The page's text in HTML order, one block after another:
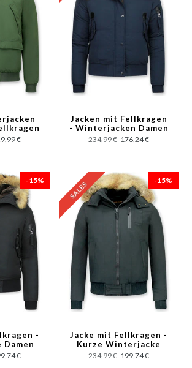
-
€
Jacken mit Fellkragen
- Winterjacken Damen
Kurz - Blau
234,99 € 176,24 €
-15%
-
€
-15%
Jacke mit Fellkragen -
Kurze Winterjacke
Herren - Großer
Pelzkragen - Schwarz
234,99 € 199,74 €